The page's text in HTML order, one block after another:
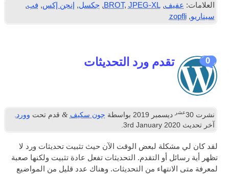
العلامات: عفيف,
BROT, JPEG-XL
,جكسل, إنجن إكس, فب,
سيناريو,
zopfli
0 تقدم ورد التحديثات
نشرت30عشر ديسمبر 2019 بواسطة جون سكيف & قدم تحت وورد.
آخر تحديث
3rd January2020
.
لقد كان لي مشكلة لبعض الوقت الآن حيث تثبيت تحديثات ورد لا
تظهر أية رسائل أو التقدم. التحديثات تفعل عادة تثبيت ولكنها صعبة
لمعرفة متى الانتهاء من التحديثات. وهناك عدد قليل من المواضيع